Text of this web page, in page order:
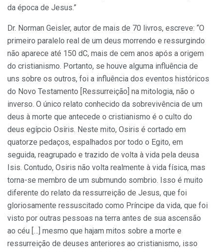
da época de Jesus.”
Dr. Norman Geisler, autor de mais de 70 livros, escreve: “O
primeiro paralelo real de um deus morrendo e ressurgindo
não aparece até 150 dC, mais de cem anos após a origem
do cristianismo. Portanto, se houve alguma influência de
uns sobre os outros, foi a influência dos eventos históricos
do Novo Testamento [Ressurreição] na mitologia, não o
inverso. O único relato conhecido da sobrevivência de um
deus à morte que antecede o cristianismo é o culto do
deus egípcio Osíris. Neste mito, Osiris é cortado em
quatorze pedaços, espalhados por todo o Egito, em
seguida, reagrupado e trazido de volta à vida pela deusa
Isis. Contudo, Osiris não volta realmente à vida física, mas
torna-se membro de um submundo sombrio. Isso é muito
diferente do relato da ressurreição de Jesus, que foi
gloriosamente ressuscitado como Príncipe da vida, que foi
visto por outras pessoas na terra antes de sua ascensão
ao céu […] mesmo que hajam mitos sobre a morte e
ressurreição de deuses anteriores ao cristianismo, isso